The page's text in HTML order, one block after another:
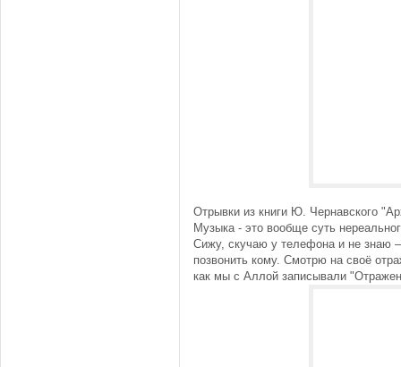
Отрывки из книги Ю. Чернавского
Музыка - это вообще суть
Сижу, скучаю у телефона и не знаю
позвонить кому. Смотрю на своё
как мы с Аллой записывали